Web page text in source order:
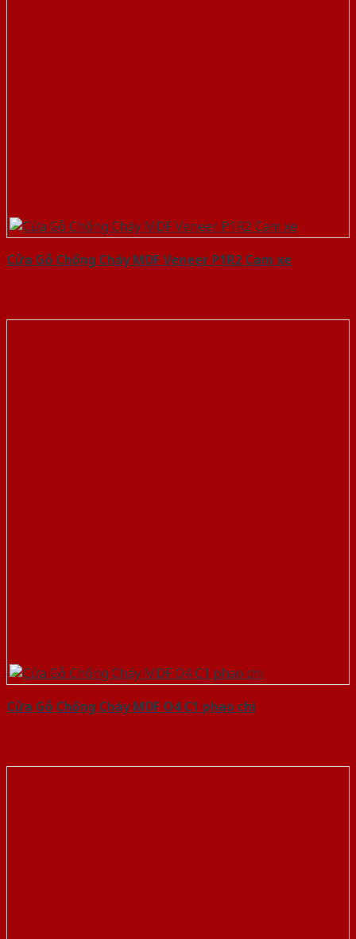
Cửa Gỗ Chống Cháy MDF Veneer P1R2 Cam xe
Cửa Gỗ Chống Cháy MDF O4 C1 phao chi